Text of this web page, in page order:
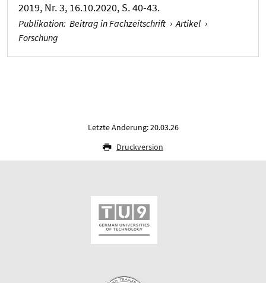
2019, Nr. 3, 16.10.2020, S. 40-43.
Publikation: Beitrag in Fachzeitschrift › Artikel ›
Forschung
Letzte Änderung: 20.03.26
Druckversion